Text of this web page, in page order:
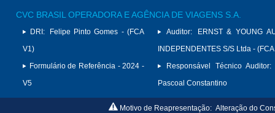
CVC BRASIL OPERADORA E AGÊNCIA DE VIAGENS S.A.
DRI:
Felipe Pinto Gomes - (FCA
V1)
Formulário de Referência - 2024 -
V5
Auditor:
ERNST & YOUNG
INDEPENDENTES S/S Ltda -
Responsável Técnico Auditor:
Pascoal Constantino
Motivo de Reapresentação: Alteração do